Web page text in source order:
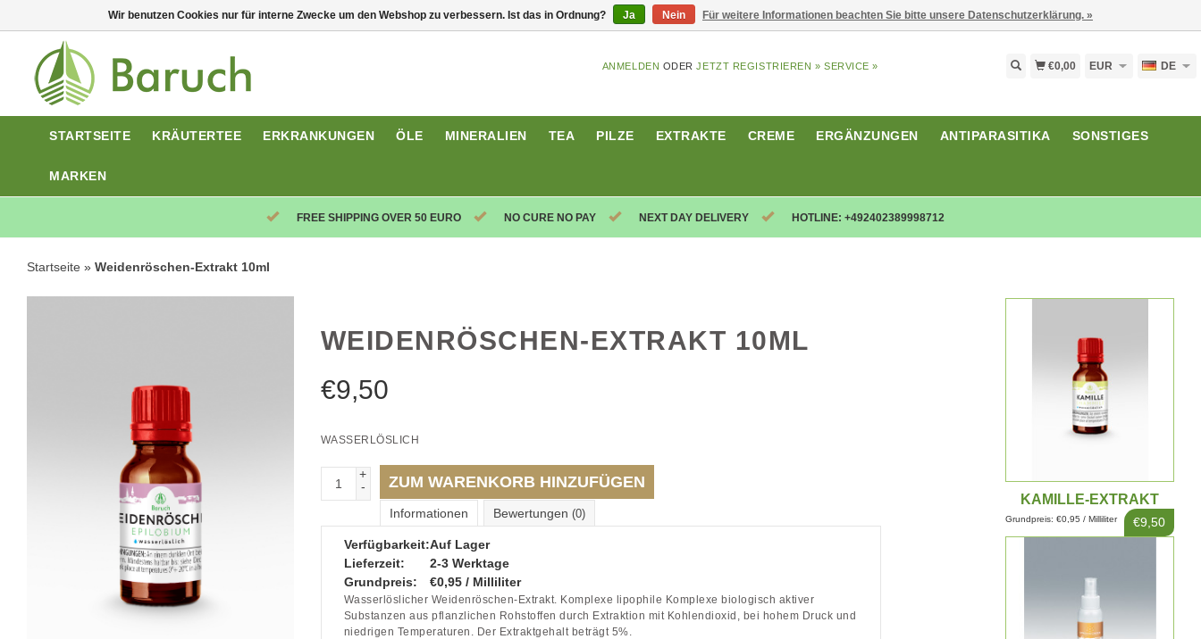
ANMELDEN ODERJETZT REGISTRIEREN » SERVICE » €0,00 EUR DE
STARTSEITE KRÄUTERTEE ERKRANKUNGEN ÖLE MINERALIEN TEA PILZE EXTRAKTE CREME ERGÄNZUNGEN ANTIPARASITIKA SONSTIGES
MARKEN
FREE SHIPPING OVER 50 EURO NO CURE NO PAY NEXT DAY DELIVERY HOTLINE: +492402389998712
Startseite » Weidenröschen-Extrakt 10ml
WEIDENRÖSCHEN-EXTRAKT 10ML
€9,50
WASSERLÖSLICH
+
-
ZUM WARENKORB HINZUFÜGEN
Informationen Bewertungen (0)
Verfügbarkeit:Auf Lager
Lieferzeit:
2-3 Werktage
Grundpreis:
€0,95 / Milliliter
Wasserlöslicher Weidenröschen-Extrakt. Komplexe lipophile Komplexe biologisch aktiver
Substanzen aus pflanzlichen Rohstoffen durch Extraktion mit Kohlendioxid, bei hohem Druck und
niedrigen Temperaturen. Der Extraktgehalt beträgt 5%.
KAMILLE-EXTRAKT
10ML
€9,50
Grundpreis: €0,95 / Milliliter
Wir benutzen Cookies nur für interne Zwecke um den Webshop zu verbessern. Ist das in Ordnung? Ja Nein Für weitere Informationen beachten Sie bitte unsere Datenschutzerklärung. »